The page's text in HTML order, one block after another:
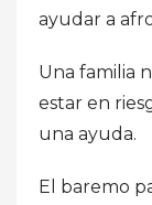
ayudar a
Una familia
estar en
una ayuda.
El baremo